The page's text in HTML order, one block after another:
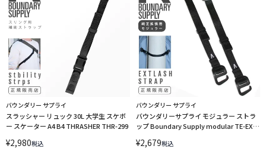
バウンダリー サプライ
スラッシャー リュック 30L 大学生 スケボ
ー スケーター A4 B4 THRASHER THR-299
¥2,980税込
バウンダリー サプライ
バウンダリーサプライ モジュラー ストラ
ップ Boundary Supply modular TE-EXT-
¥2,679税込